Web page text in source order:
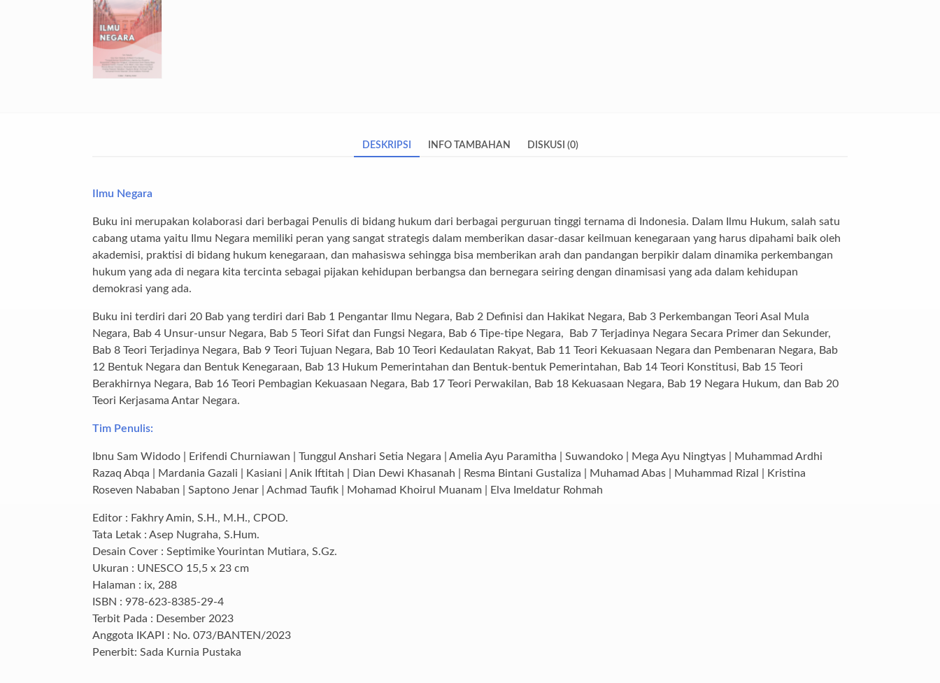
DESKRIPSI INFO TAMBAHAN DISKUSI (0)
Ilmu Negara
Buku ini merupakan kolaborasi dari berbagai Penulis di bidang hukum dari berbagai perguruan tinggi ternama di Indonesia. Dalam Ilmu Hukum, salah satu
cabang utama yaitu Ilmu Negara memiliki peran yang sangat strategis dalam memberikan dasar-dasar keilmuan kenegaraan yang harus dipahami baik oleh
akademisi, praktisi di bidang hukum kenegaraan, dan mahasiswa sehingga bisa memberikan arah dan pandangan berpikir dalam dinamika perkembangan
hukum yang ada di negara kita tercinta sebagai pijakan kehidupan berbangsa dan bernegara seiring dengan dinamisasi yang ada dalam kehidupan
demokrasi yang ada.
Buku ini terdiri dari 20 Bab yang terdiri dari Bab 1 Pengantar Ilmu Negara, Bab 2 Definisi dan Hakikat Negara, Bab 3 Perkembangan Teori Asal Mula
Negara, Bab 4 Unsur-unsur Negara, Bab 5 Teori Sifat dan Fungsi Negara, Bab 6 Tipe-tipe Negara, Bab 7 Terjadinya Negara Secara Primer dan Sekunder,
Bab 8 Teori Terjadinya Negara, Bab 9 Teori Tujuan Negara, Bab 10 Teori Kedaulatan Rakyat, Bab 11 Teori Kekuasaan Negara dan Pembenaran Negara, Bab
12 Bentuk Negara dan Bentuk Kenegaraan, Bab 13 Hukum Pemerintahan dan Bentuk-bentuk Pemerintahan, Bab 14 Teori Konstitusi, Bab 15 Teori
Berakhirnya Negara, Bab 16 Teori Pembagian Kekuasaan Negara, Bab 17 Teori Perwakilan, Bab 18 Kekuasaan Negara, Bab 19 Negara Hukum, dan Bab 20
Teori Kerjasama Antar Negara.
Tim Penulis:
Ibnu Sam Widodo | Erifendi Churniawan | Tunggul Anshari Setia Negara | Amelia Ayu Paramitha | Suwandoko | Mega Ayu Ningtyas | Muhammad Ardhi
Razaq Abqa | Mardania Gazali | Kasiani | Anik Iftitah | Dian Dewi Khasanah | Resma Bintani Gustaliza | Muhamad Abas | Muhammad Rizal | Kristina
Roseven Nababan | Saptono Jenar | Achmad Taufik | Mohamad Khoirul Muanam | Elva Imeldatur Rohmah
Editor : Fakhry Amin, S.H., M.H., CPOD.
Tata Letak : Asep Nugraha, S.Hum.
Desain Cover : Septimike Yourintan Mutiara, S.Gz.
Ukuran : UNESCO 15,5 x 23 cm
Halaman : ix, 288
ISBN : 978-623-8385-29-4
Terbit Pada : Desember 2023
Anggota IKAPI : No. 073/BANTEN/2023
Penerbit: Sada Kurnia Pustaka